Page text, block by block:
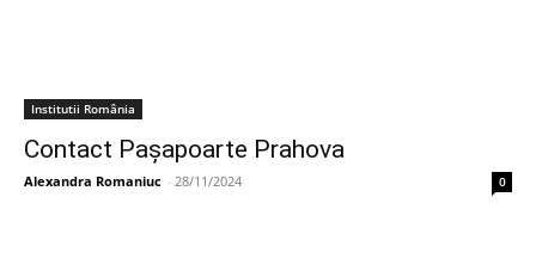
Institutii România
Contact Pașapoarte Prahova
Alexandra Romaniuc - 28/11/2024 0